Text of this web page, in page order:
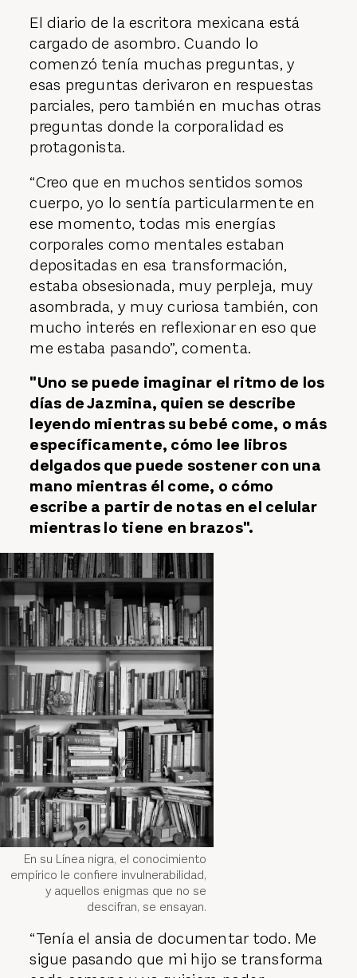
El diario de la escritora mexicana está
cargado de asombro. Cuando lo
comenzó tenía muchas preguntas, y
esas preguntas derivaron en respuestas
parciales, pero también en muchas otras
preguntas donde la corporalidad es
protagonista.
“Creo que en muchos sentidos somos
cuerpo, yo lo sentía particularmente en
ese momento, todas mis energías
corporales como mentales estaban
depositadas en esa transformación,
estaba obsesionada, muy perpleja, muy
asombrada, y muy curiosa también, con
mucho interés en reflexionar en eso que
me estaba pasando”, comenta.
"Uno se puede imaginar el ritmo de los
días de Jazmina, quien se describe
leyendo mientras su bebé come, o más
específicamente, cómo lee libros
delgados que puede sostener con una
mano mientras él come, o cómo
escribe a partir de notas en el celular
mientras lo tiene en brazos".
En su Línea nigra, el conocimiento
empírico le confiere invulnerabilidad,
y aquellos enigmas que no se
descifran, se ensayan.
“Tenía el ansia de documentar todo. Me
sigue pasando que mi hijo se transforma